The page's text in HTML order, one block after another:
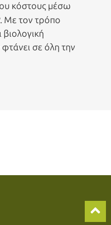
κόστους μέσω
. Με τον τρόπο
σε όλη την